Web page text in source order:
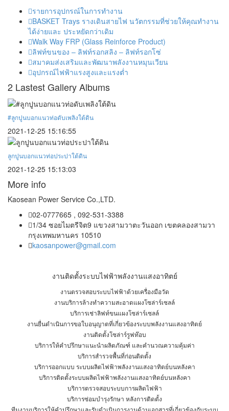
รายการอุปกรณ์ในการทำงาน
BASKET Trays รางเดินสายไฟ นวัตกรรมที่ช่วยให้คุณทำงาน
ได้ง่ายและ ประหยัดกว่าเดิม
Walk Way FRP (Glass Reinforce Product)
ลิฟท์ขนของ – ลิฟท์รอกสลิง – ลิฟท์รอกโซ่
สมาคมส่งเสริมและพัฒนาพลังงานหมุนเวียน
อุปกรณ์ไฟฟ้าแรงสูงและแรงต่ำ
2 Lastest Gallery Albums
#ลูกปูนบอกแนวท่อดับเพลิงใต้ดิน
2021-12-25 15:16:55
ลูกปูนบอกแนวท่อประปาใต้ดิน
2021-12-25 15:13:03
More info
Kaosean Power Service Co.,LTD.
02-0777665 , 092-531-3388
1/34 ซอยไมตรีจิต9 แขวงสามวาตะวันออก เขตคลองสามวา
กรุงเทพมหานคร 10510
kaosanpower@gmail.com
งานติดตั้งระบบไฟฟ้าพลังงานแสงอาทิตย์
งานตรวจสอบระบบไฟฟ้าด้วยเครื่องมือวัด
งานบริการล้างทำความสะอาดแผงโซล่าร์เซลล์
บริการเช่าลิฟท์ขนแผงโซล่าร์เซลล์
งานยื่นดำเนินการขอใบอนุญาตที่เกี่ยวข้องระบบพลังงานแสงอาทิตย์
งานติดตั้งโซล่าร์รูฟท๊อบ
บริการให้คำปรึกษาแนะนำผลิตภัณฑ์ และคำนวณความคุ้มค่า
บริการสำรวจพื้นที่ก่อนติดตั้ง
บริการออกแบบ ระบบผลิตไฟฟ้าพลังงานแสงอาทิตย์บนหลังคา
บริการติดตั้งระบบผลิตไฟฟ้าพลังงานแสงอาทิตย์บนหลังคา
บริการตรวจสอบระบบการผลิตไฟฟ้า
บริการซ่อมบำรุงรักษา หลังการติดตั้ง
ทีมงานบริการให้คำปรึกษาและรับดำเนินการงานด้านเอกสารที่เกี่ยวข้องกับระบบ